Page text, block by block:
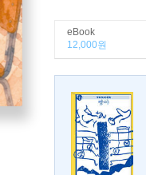
eBook
12,000원